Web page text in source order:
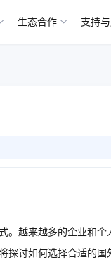
生态合作 支持
。越来越多的企业和
探讨如何选择合适的